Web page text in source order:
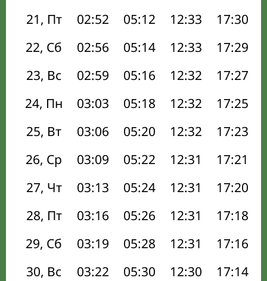
21, Пт
02:52 05:12 12:33 17:30
22, Сб
02:56 05:14 12:33 17:29
23, Вс
02:59 05:16 12:32 17:27
24, Пн
03:03 05:18 12:32 17:25
25, Вт
03:06 05:20 12:32 17:23
26, Ср
03:09 05:22 12:31 17:21
27, Чт
03:13 05:24 12:31 17:20
28, Пт
03:16 05:26 12:31 17:18
29, Сб
03:19 05:28 12:31 17:16
30, Вс
03:22 05:30 12:30 17:14